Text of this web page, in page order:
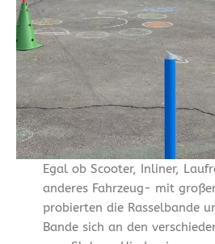
Egal ob Scooter, Inliner,
anderes Fahrzeug- mit
probierten die Rasselbande
Bande sich an den